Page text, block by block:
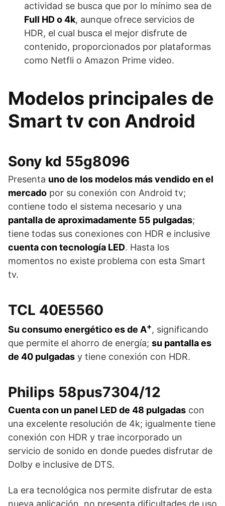
actividad se busca que por lo mínimo sea de
Full HD o 4k, aunque ofrece servicios de
HDR, el cual busca el mejor disfrute de
contenido, proporcionados por plataformas
como Netfli o Amazon Prime video.
Modelos principales de
Smart tv con Android
Sony kd 55g8096
Presenta uno de los modelos más vendido en el
mercado por su conexión con Android tv;
contiene todo el sistema necesario y una
pantalla de aproximadamente 55 pulgadas;
tiene todas sus conexiones con HDR e inclusive
cuenta con tecnología LED. Hasta los
momentos no existe problema con esta Smart
tv.
TCL 40E5560
Su consumo energético es de A+, significando
que permite el ahorro de energía; su pantalla es
de 40 pulgadas y tiene conexión con HDR.
Philips 58pus7304/12
Cuenta con un panel LED de 48 pulgadas con
una excelente resolución de 4k; igualmente tiene
conexión con HDR y trae incorporado un
servicio de sonido en donde puedes disfrutar de
Dolby e inclusive de DTS.
La era tecnológica nos permite disfrutar de esta
nueva aplicación, no presenta dificultades de uso